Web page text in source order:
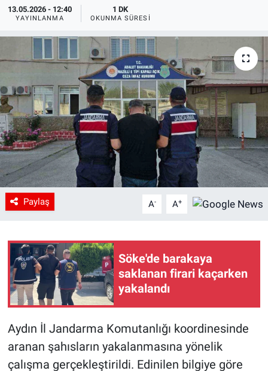
13.05.2026 - 12:40
YAYINLANMA
1 DK
OKUNMA SÜRESI
Paylaş A- A+
Söke'de barakaya
saklanan firari kaçarken
yakalandı
Aydın İl Jandarma Komutanlığı koordinesinde
aranan şahısların yakalanmasına yönelik
çalışma gerçekleştirildi. Edinilen bilgiye göre